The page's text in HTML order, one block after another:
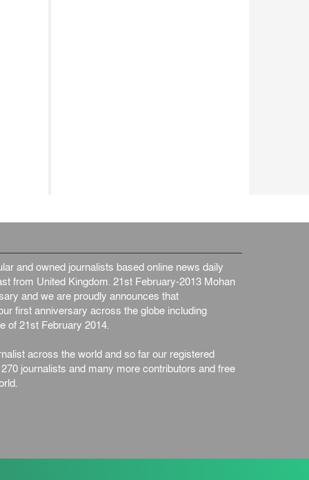
and owned journalists based online news daily
from United Kingdom. 21st February-2013 Mohan
and we are proudly announces that
first anniversary across the globe including
of 21st February 2014.
across the world and so far our registered
journalists and many more contributors and free